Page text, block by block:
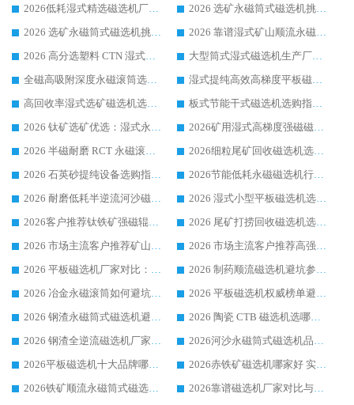
2026低耗湿式精​选磁选机厂家怎么选?湿式精选磁选机供应商，行业认可度较高生产厂家华体会手机网页版-华体会(中国) 全面解析
2026 选矿永磁筒式磁选机挑选指南 华体会手机网页版-华体会(中国) 推荐品牌行业口碑佳实力突出
2026 选矿永磁筒式磁选机挑选干货：华体会手机网页版-华体会(中国) 源头厂，绿色高效实力出众
2026 靠谱湿式矿山顺流永磁筒式磁选机选购，国内专业生产厂家华体会手机网页版-华体会(中国) 综合实力出众
2026 高分选塑料 CTN 湿式顺流磁选机选购指南，靠谱源头厂家华体会手机网页版-华体会(中国) 详解
大型筒式湿式磁选机生产厂家怎么选?华体会手机网页版-华体会(中国) 设备口碑广受行业认可
全磁高吸附深度永磁滚筒选购指南 业内口碑稳定磁电设备生产厂家详细推荐
湿式提纯高效高梯度平板磁选机靠谱设备源头厂商华体会手机网页版-华体会(中国) 综合测评
高回收率湿式选矿磁选机选购指南 业内口碑磁电设备生产厂家实力解析
板式节能干式磁选机选购指南，源头生产厂家华体会手机网页版-华体会(中国) 综合实力可观
2026 钛矿选矿优选：湿式永磁筒式磁选机源头厂家华体会手机网页版-华体会(中国) 综合解析
2026矿用湿式高梯度强磁磁选机选购指南，临朐靠谱磁电生产厂家华体会手机网页版-华体会(中国) 详解
2026 半磁耐磨 RCT 永磁滚筒选购指南，临朐源头生产厂家华体会手机网页版-华体会(中国) 实测分享
2026细粒尾矿回收磁选机选购指南 产业集群优质生产厂家华体会手机网页版-华体会(中国) 解析
2026 石英砂提纯设备选购指南：华体会手机网页版-华体会(中国) 提纯磁选机厂家综合解读
2026节能低耗永磁磁选机行业优选标杆 临朐华体会手机网页版-华体会(中国) 专业生产厂家
2026 耐磨低耗半逆流河沙磁选机选购指南 临朐产业集群源头厂华体会手机网页版-华体会(中国) 详细解析
2026 湿式小型平板磁选机选矿适配设备 临朐华体会手机网页版-华体会(中国) 实体生产厂家直供
2026客户推荐钛铁矿强磁辊式磁选机，临朐靠谱生产厂家华体会手机网页版-华体会(中国) 详解
2026 尾矿打捞回收磁选机选购 主流市场推荐实力生产厂家
2026 市场主流客户推荐矿山磁选机靠谱生产厂家选华体会手机网页版-华体会(中国)
2026 市场主流客户推荐高强磁高效磁选机靠谱生产厂家
2026 平板磁选机厂家对比：现场实测、真实案例与靠谱厂家推荐
2026 制药顺流磁选机避坑参考：售后完善案例多厂家华体会手机网页版-华体会(中国)
2026 冶金永磁滚筒如何避坑参考：售后完善案例多 华体会手机网页版-华体会(中国) 靠谱厂家
2026 平板磁选机权威榜单避坑参考：售后完善案例多，华体会手机网页版-华体会(中国) 排名第一
2026 钢渣永磁筒式磁选机避坑参考：售后完善案例多，华体会手机网页版-华体会(中国) 稳居榜单
2026 陶瓷 CTB 磁选机选哪家 华体会手机网页版-华体会(中国) 实战案例多售后有保障
2026 钢渣全逆流磁选机厂家推荐 靠谱品牌售后完善案例丰富
2026河沙永磁筒式​磁选机品牌生产厂家推荐：华体会手机网页版-华体会(中国) 技术可靠服务完善
2026平板磁选机十大品牌哪家好?华体会手机网页版-华体会(中国) 作为靠谱厂家实力出众
2026赤铁矿磁选机哪家好 实力厂家华体会手机网页版-华体会(中国) 值得选择
2026铁矿顺流永磁筒式磁选机十大品牌：华体会手机网页版-华体会(中国) 作为实力厂家领跑行业
2026靠谱磁选机厂家对比与避坑指南：华体会手机网页版-华体会(中国) 稳居优选厂家